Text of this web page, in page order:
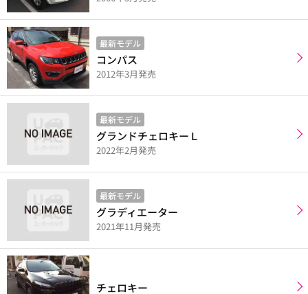
最新モデル
コンパス
2012年3月発売
最新モデル
グランドチェロキーＬ
2022年2月発売
最新モデル
グラディエーター
2021年11月発売
チェロキー